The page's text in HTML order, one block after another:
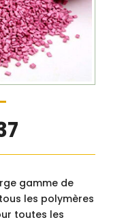
gamme de
les polymères
toutes les